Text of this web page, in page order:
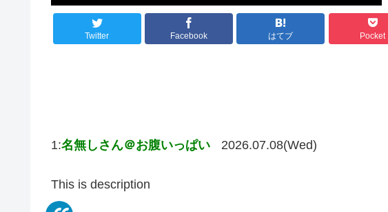
Twitter Facebook はてブ Pocket
1:名無しさん＠お腹いっぱい 2026.07.08(Wed)
This is description